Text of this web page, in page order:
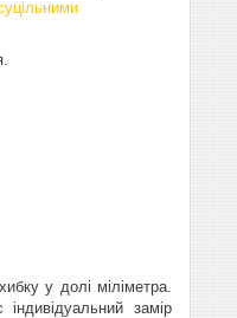
у долі міліметра.
замір